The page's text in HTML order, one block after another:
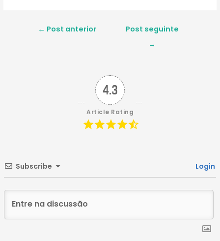
Navegação
← Post anterior
Post seguinte
→
4.3
Article Rating
Subscribe Login